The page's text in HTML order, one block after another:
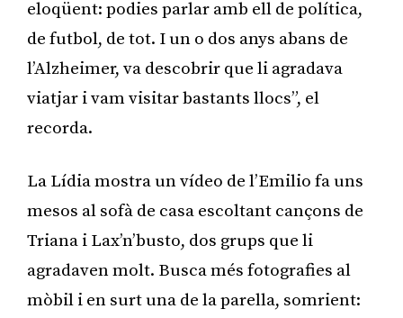
eloqüent: podies parlar amb ell de política,
de futbol, de tot. I un o dos anys abans de
l’Alzheimer, va descobrir que li agradava
viatjar i vam visitar bastants llocs”, el
recorda.
La Lídia mostra un vídeo de l’Emilio fa uns
mesos al sofà de casa escoltant cançons de
Triana i Lax’n’busto, dos grups que li
agradaven molt. Busca més fotografies al
mòbil i en surt una de la parella, somrient: